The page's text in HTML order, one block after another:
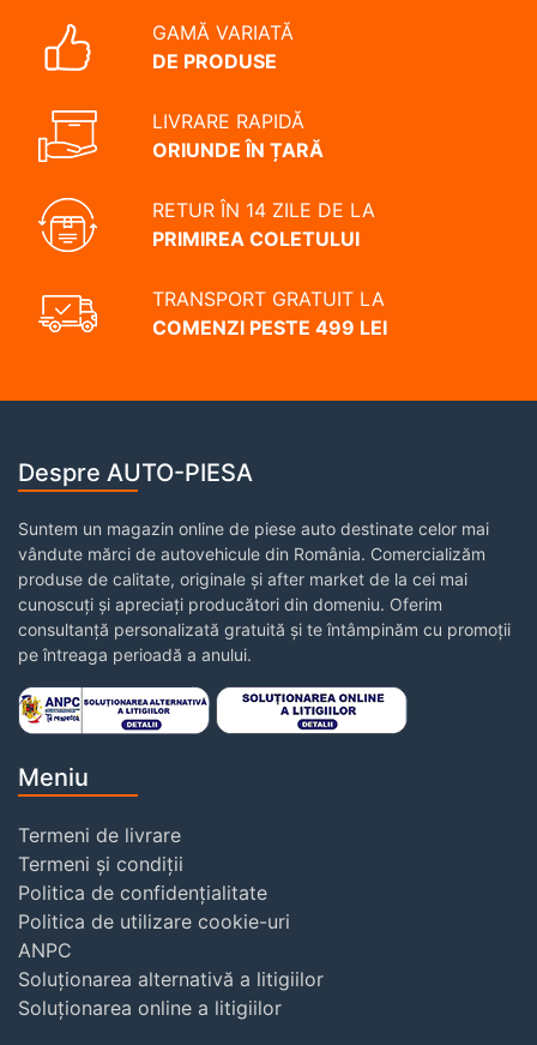
GAMĂ VARIATĂ
DE PRODUSE
LIVRARE RAPIDĂ
ORIUNDE ÎN ȚARĂ
RETUR ÎN 14 ZILE DE LA
PRIMIREA COLETULUI
TRANSPORT GRATUIT LA
COMENZI PESTE 499 LEI
Despre AUTO-PIESA
Suntem un magazin online de piese auto destinate celor mai
vândute mărci de autovehicule din România. Comercializăm
produse de calitate, originale și after market de la cei mai
cunoscuți și apreciați producători din domeniu. Oferim
consultanță personalizată gratuită și te întâmpinăm cu promoții
pe întreaga perioadă a anului.
Meniu
Termeni de livrare
Termeni și condiții
Politica de confidențialitate
Politica de utilizare cookie-uri
ANPC
Soluționarea alternativă a litigiilor
Soluționarea online a litigiilor